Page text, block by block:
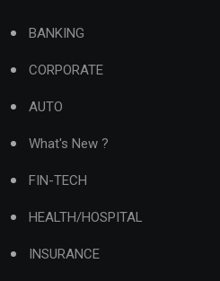
BANKING
CORPORATE
AUTO
What's New ?
FIN-TECH
HEALTH/HOSPITAL
INSURANCE